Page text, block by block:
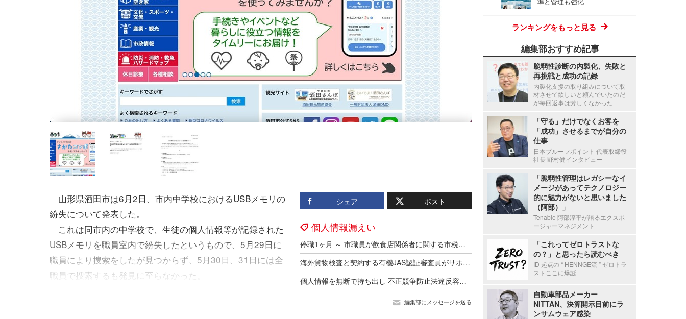
シェア ポスト
個人情報漏えい
停職1ヶ月 ～ 市職員が飲食店関係者に関する市税等の情報を口外
海外貨物検査と契約する有機JAS認証審査員がサポート詐欺被害
個人情報を無断で持ち出し 不正競争防止法違反容疑で逮捕
編集部にメッセージを送る
山形県酒田市は6月2日、市内中学校におけるUSBメモリの
紛失について発表した。
これは同市内の中学校で、生徒の個人情報等が記録された
USBメモリを職員室内で紛失したというもので、5月29日に
職員により捜索をしたが見つからず、5月30日、31日には全
職員で捜索するも発見に至らなかった。
ランキングをもっと見る
編集部おすすめ記事
脆弱性診断の内製化、失敗と
再挑戦と成功の記録
内製化支援の取り組みについて取
材させて欲しいと頼んでいたのだ
が毎回返事は芳しくなかった
「守る」だけでなくお客を
「成功」させるまでが自分の
仕事
日本プルーフポイント 代表取締役
社長 野村健インタビュー
「脆弱性管理はレガシーなイ
メージがあってテクノロジー
的に魅力がないと思いました
（阿部）」
Tenable 阿部淳平が語るエクスポ
ージャーマネジメント
「これってゼロトラストな
の？」と思ったら読むべき
ID 起点の “ HENNGE流 ” ゼロトラ
ストここに爆誕
自動車部品メーカー
NITTAN、決算開示目前にラ
ンサムウェア感染